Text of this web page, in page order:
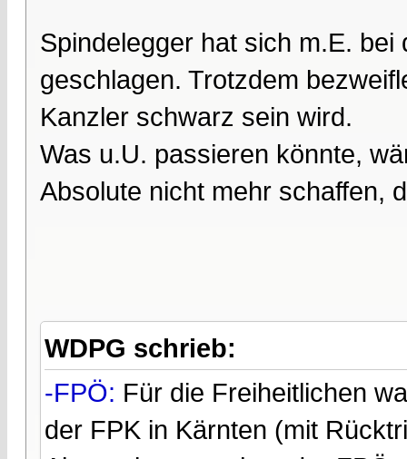
Spindelegger hat sich m.E.
geschlagen. Trotzdem
Kanzler schwarz sein wird.
Was u.U. passieren könnte,
Absolute nicht mehr schaffen,
WDPG schrieb:
-FPÖ: Für die Freiheitlichen
der FPK in Kärnten (mit